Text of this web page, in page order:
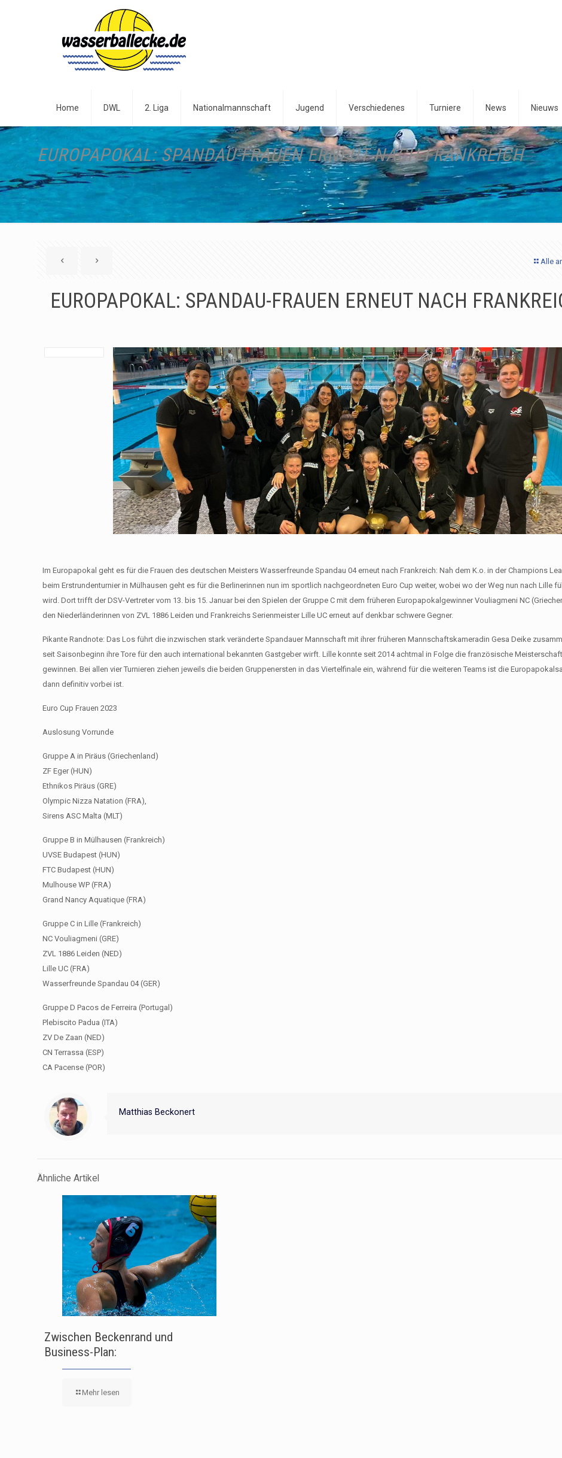
Home DWL 2. Liga Nationalmannschaft Jugend Verschiedenes Turniere News Nieuws
EUROPAPOKAL: SPANDAU-FRAUEN ERNEUT NACH FRANKREICH
Alle
EUROPAPOKAL: SPANDAU-FRAUEN ERNEUT NACH
Im Europapokal geht es für die Frauen des deutschen Meisters Wasserfreunde Spandau 04 erneut nach Frankreich: Nah dem K.o. in der Champions
beim Erstrundenturnier in Mülhausen geht es für die Berlinerinnen nun im sportlich nachgeordneten Euro Cup weiter, wobei wo der Weg nun nach Lille
wird. Dort trifft der DSV-Vertreter vom 13. bis 15. Januar bei den Spielen der Gruppe C mit dem früheren Europapokalgewinner Vouliagmeni NC
den Niederländerinnen von ZVL 1886 Leiden und Frankreichs Serienmeister Lille UC erneut auf denkbar schwere Gegner.
Pikante Randnote: Das Los führt die inzwischen stark veränderte Spandauer Mannschaft mit ihrer früheren Mannschaftskameradin Gesa Deike
seit Saisonbeginn ihre Tore für den auch international bekannten Gastgeber wirft. Lille konnte seit 2014 achtmal in Folge die französische Meisterschaft
gewinnen. Bei allen vier Turnieren ziehen jeweils die beiden Gruppenersten in das Viertelfinale ein, während für die weiteren Teams ist die
dann definitiv vorbei ist.
Euro Cup Frauen 2023
Auslosung Vorrunde
Gruppe A in Piräus (Griechenland)
ZF Eger (HUN)
Ethnikos Piräus (GRE)
Olympic Nizza Natation (FRA),
Sirens ASC Malta (MLT)
Gruppe B in Mülhausen (Frankreich)
UVSE Budapest (HUN)
FTC Budapest (HUN)
Mulhouse WP (FRA)
Grand Nancy Aquatique (FRA)
Gruppe C in Lille (Frankreich)
NC Vouliagmeni (GRE)
ZVL 1886 Leiden (NED)
Lille UC (FRA)
Wasserfreunde Spandau 04 (GER)
Gruppe D Pacos de Ferreira (Portugal)
Plebiscito Padua (ITA)
ZV De Zaan (NED)
CN Terrassa (ESP)
CA Pacense (POR)
Matthias Beckonert
Ähnliche Artikel
Zwischen Beckenrand und
Business-Plan:
Mehr lesen